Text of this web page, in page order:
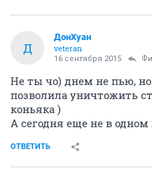
Д
ДонХуан
veteran
16 сентября 2015
Не ты чо) днем не пью,
позволила уничтожить
коньяка )
А сегодня еще не в одном
ОТВЕТИТЬ